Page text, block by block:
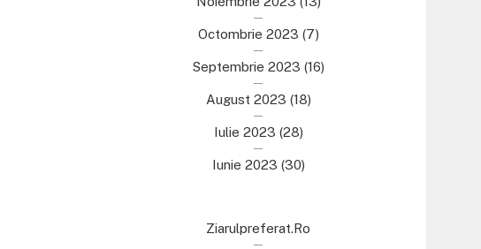
Octombrie 2023 (7)
Septembrie 2023 (16)
August 2023 (18)
Iulie 2023 (28)
Iunie 2023 (30)
Ziarulpreferat.ro